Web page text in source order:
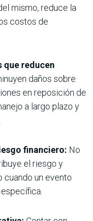
mismo, reduce la
costos de
que reducen
daños sobre
en reposición de
a largo plazo y
financiero: No
el riesgo y
un evento